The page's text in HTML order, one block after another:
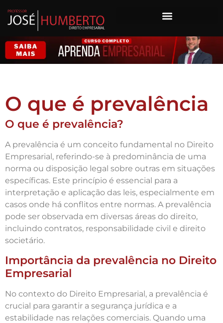
O que é prevalência
O que é prevalência?
A prevalência é um conceito fundamental no Direito
Empresarial, referindo-se à predominância de uma
norma ou disposição legal sobre outras em situações
específicas. Este princípio é essencial para a
interpretação e aplicação das leis, especialmente em
casos onde há conflitos entre normas. A prevalência
pode ser observada em diversas áreas do direito,
incluindo contratos, responsabilidade civil e direito
societário.
Importância da prevalência no Direito
Empresarial
No contexto do Direito Empresarial, a prevalência é
crucial para garantir a segurança jurídica e a
estabilidade nas relações comerciais. Quando uma